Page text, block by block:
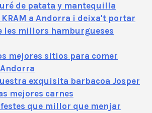
de patata y mantequilla
KRAM a Andorra i deixa't portar
les millors hamburgueses
mejores sitios para comer
exquisita barbacoa Josper
mejores carnes
festes que millor que menjar